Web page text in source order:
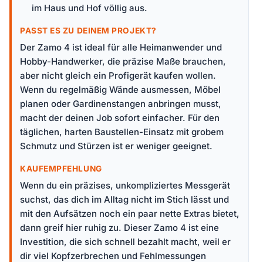
im Haus und Hof völlig aus.
PASST ES ZU DEINEM PROJEKT?
Der Zamo 4 ist ideal für alle Heimanwender und
Hobby-Handwerker, die präzise Maße brauchen,
aber nicht gleich ein Profigerät kaufen wollen.
Wenn du regelmäßig Wände ausmessen, Möbel
planen oder Gardinenstangen anbringen musst,
macht der deinen Job sofort einfacher. Für den
täglichen, harten Baustellen-Einsatz mit grobem
Schmutz und Stürzen ist er weniger geeignet.
KAUFEMPFEHLUNG
Wenn du ein präzises, unkompliziertes Messgerät
suchst, das dich im Alltag nicht im Stich lässt und
mit den Aufsätzen noch ein paar nette Extras bietet,
dann greif hier ruhig zu. Dieser Zamo 4 ist eine
Investition, die sich schnell bezahlt macht, weil er
dir viel Kopfzerbrechen und Fehlmessungen